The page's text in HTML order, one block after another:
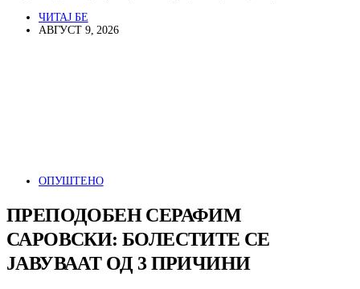
ЧИТАЈ БЕ
АВГУСТ 9, 2026
ОПУШТЕНО
ПРЕПОДОБЕН СЕРАФИМ
САРОВСКИ: БОЛЕСТИТЕ СЕ
ЈАВУВААТ ОД 3 ПРИЧИНИ